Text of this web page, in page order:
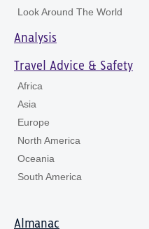
Look Around The World
Analysis
Travel Advice & Safety
Africa
Asia
Europe
North America
Oceania
South America
Almanac